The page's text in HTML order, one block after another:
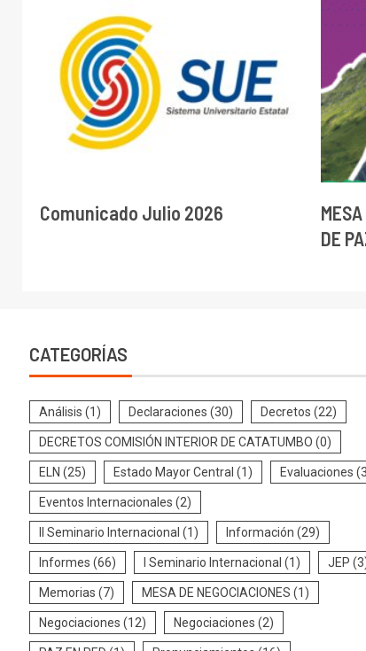
Comunicado Julio 2026
DE
CATEGORÍAS
Análisis (1) Declaraciones (30) Decretos (22)
DECRETOS COMISIÓN INTERIOR DE CATATUMBO (0)
ELN (25) Estado Mayor Central (1) Evaluaciones
Eventos Internacionales (2)
II Seminario Internacional (1) Información (29)
Informes (66) I Seminario Internacional (1) JEP
Memorias (7) MESA DE NEGOCIACIONES (1)
Negociaciones (12) Negociaciones (2)